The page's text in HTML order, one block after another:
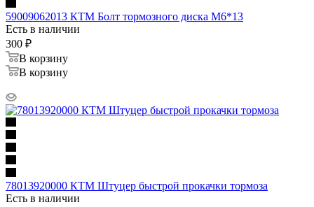
59009062013 КТМ Болт тормозного диска М6*13
Есть в наличии
300 ₽
В корзину
В корзину
78013920000 КТМ Штуцер быстрой прокачки тормоза
Есть в наличии